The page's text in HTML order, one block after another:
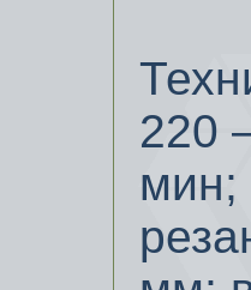
220
мин;